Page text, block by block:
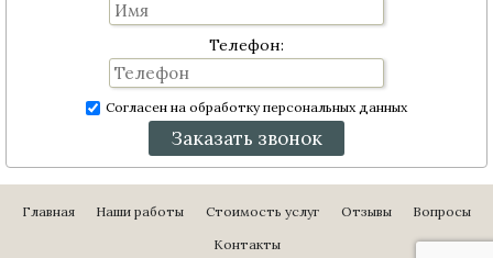
Телефон:
Согласен на обработку персональных данных
Заказать звонок
Главная Наши работы Стоимость услуг Отзывы
Вопросы
Контакты